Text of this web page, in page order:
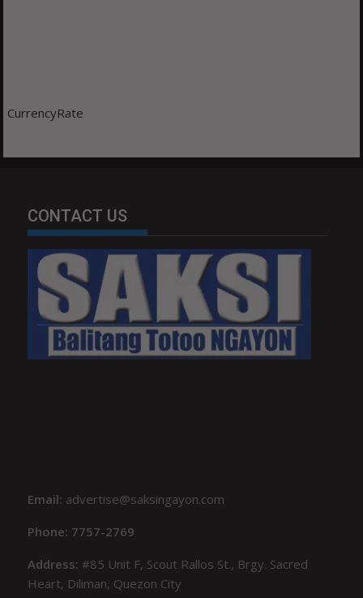
CurrencyRate
CONTACT US
Email: advertise@saksingayon.com
Phone: 7757-2769
Address:#85 Unit F, Scout Rallos St., Brgy. Sacred
Heart, Diliman, Quezon City